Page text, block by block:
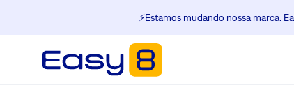
⚡️Estamos mudando nossa marca: